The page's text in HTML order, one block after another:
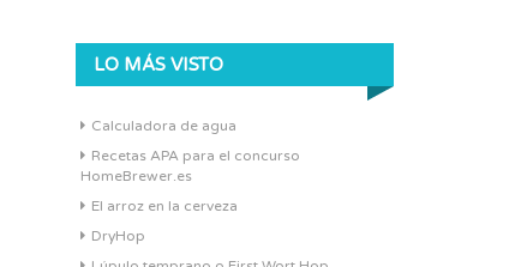
LO MÁS VISTO
Calculadora de agua
Recetas APA para el concurso
HomeBrewer.es
El arroz en la cerveza
DryHop